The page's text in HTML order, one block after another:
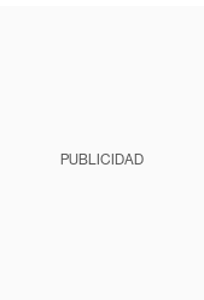
PUBLICIDAD